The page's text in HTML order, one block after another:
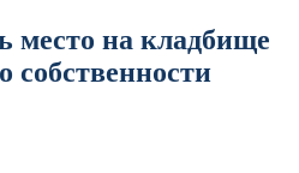
место на кладбище
собственности